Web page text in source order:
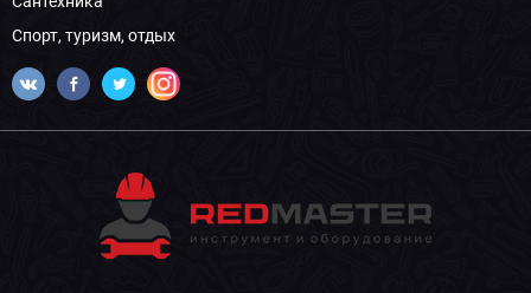
Спорт, туризм, отдых